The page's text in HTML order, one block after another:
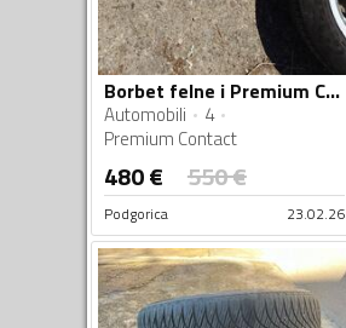
Borbet felne i Premium Contact gume
Automobili
4
Premium Contact
480€ 550€
Podgorica 23.02.26